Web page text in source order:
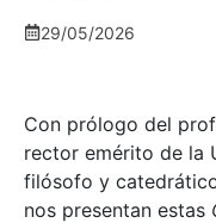
29/05/2026
Con prólogo del
rector emérito de la
filósofo y
nos presentan estas